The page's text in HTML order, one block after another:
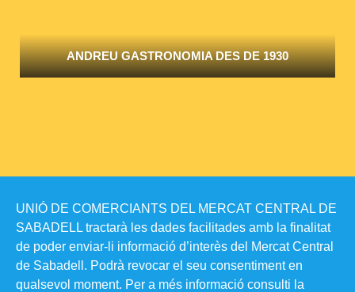
ANDREU GASTRONOMIA DES DE 1930
UNIÓ DE COMERCIANTS DEL MERCAT CENTRAL DE
SABADELL tractarà les dades facilitades amb la finalitat
de poder enviar-li informació d’interès del Mercat Central
de Sabadell. Podrà revocar el seu consentiment en
qualsevol moment. Per a més informació consulti la